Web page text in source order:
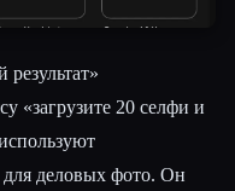
«загрузите 20 селфи и
деловых фото. Он